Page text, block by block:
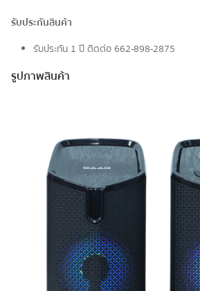
รับประกันสินค้า
รับประกัน 1 ปี ติดต่อ 662-898-2875
รูปภาพสินค้า